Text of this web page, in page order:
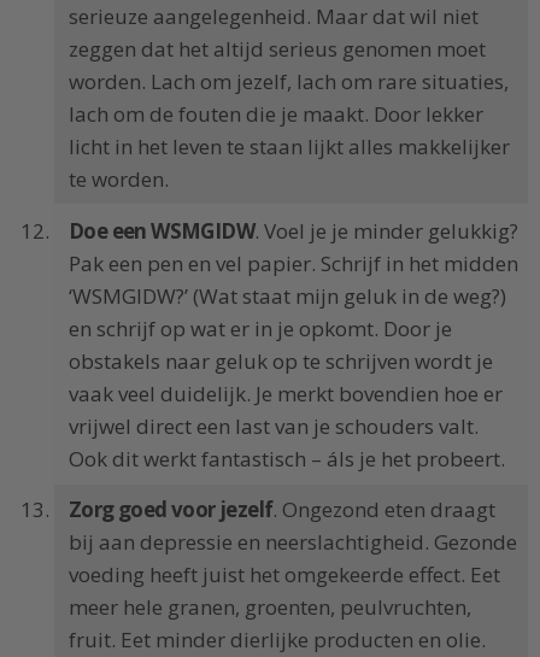
serieuze aangelegenheid. Maar dat wil niet
zeggen dat het altijd serieus genomen moet
worden. Lach om jezelf, lach om rare situaties,
lach om de fouten die je maakt. Door lekker
licht in het leven te staan lijkt alles makkelijker
te worden.
Doe een WSMGIDW. Voel je je minder gelukkig?
Pak een pen en vel papier. Schrijf in het midden
‘WSMGIDW?’ (Wat staat mijn geluk in de weg?)
en schrijf op wat er in je opkomt. Door je
obstakels naar geluk op te schrijven wordt je
vaak veel duidelijk. Je merkt bovendien hoe er
vrijwel direct een last van je schouders valt.
Ook dit werkt fantastisch – áls je het probeert.
Zorg goed voor jezelf. Ongezond eten draagt
bij aan depressie en neerslachtigheid. Gezonde
voeding heeft juist het omgekeerde effect. Eet
meer hele granen, groenten, peulvruchten,
fruit. Eet minder dierlijke producten en olie.